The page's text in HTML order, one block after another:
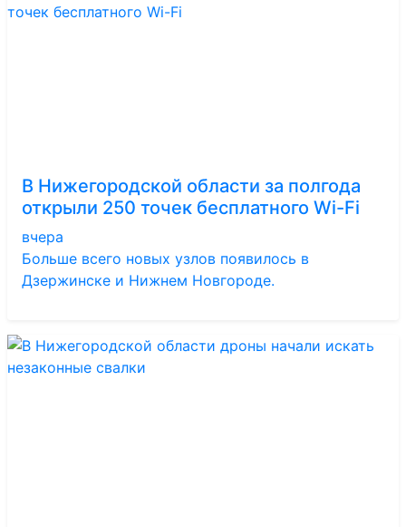
В Нижегородской области за полгода
открыли 250 точек бесплатного Wi-Fi
вчера
Больше всего новых узлов появилось в
Дзержинске и Нижнем Новгороде.